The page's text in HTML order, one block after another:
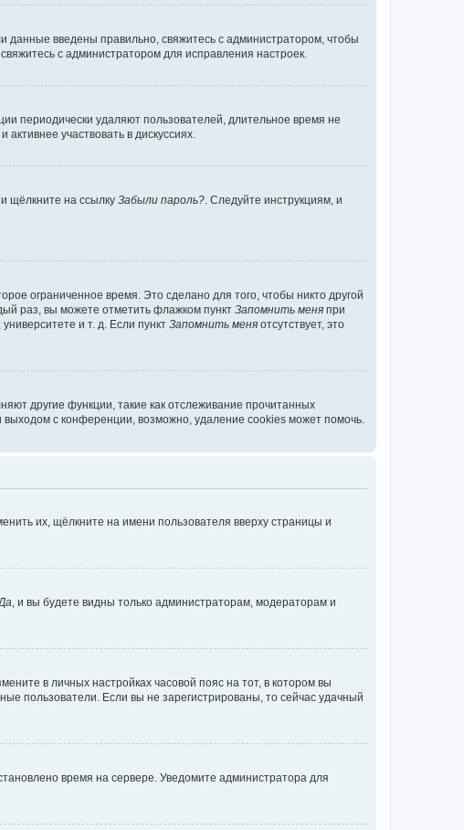
данные введены правильно, свяжитесь с администратором, чтобы
с администратором для исправления настроек.
периодически удаляют пользователей, длительное время не
участвовать в дискуссиях.
щёлкните на ссылку Забыли пароль? . Следуйте инструкциям, и
ограниченное время. Это сделано для того, чтобы никто другой
раз, вы можете отметить флажком пункт Запомнить меня при
и т. д. Если пункт Запомнить меня отсутствует, это
другие функции, такие как отслеживание прочитанных
с конференции, возможно, удаление cookies может помочь.
их, щёлкните на имени пользователя вверху страницы и
, и вы будете видны только администраторам, модераторам и
в личных настройках часовой пояс на тот, в котором вы
пользователи. Если вы не зарегистрированы, то сейчас удачный
время на сервере. Уведомите администратора для